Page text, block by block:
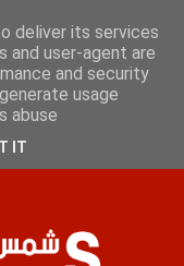
الصفحات
deliver its services
and user-agent are
and security
usage
IT